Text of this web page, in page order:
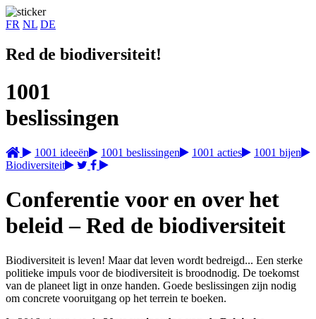
FR NL DE
Red de biodiversiteit!
1001
beslissingen
1001 ideeën 1001 beslissingen 1001 acties
1001 bijen
Biodiversiteit
Conferentie voor en over het
beleid – Red de biodiversiteit
Biodiversiteit is leven! Maar dat leven wordt bedreigd... Een sterke
politieke impuls voor de biodiversiteit is broodnodig. De toekomst
van de planeet ligt in onze handen. Goede beslissingen zijn nodig
om concrete vooruitgang op het terrein te boeken.